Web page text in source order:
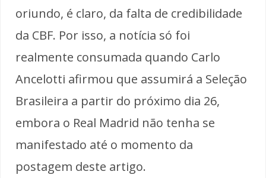
oriundo, é claro, da falta de credibilidade
da CBF. Por isso, a notícia só foi
realmente consumada quando Carlo
Ancelotti afirmou que assumirá a Seleção
Brasileira a partir do próximo dia 26,
embora o Real Madrid não tenha se
manifestado até o momento da
postagem deste artigo.